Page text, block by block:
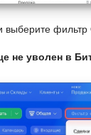
выберите фильтр
не уволен в